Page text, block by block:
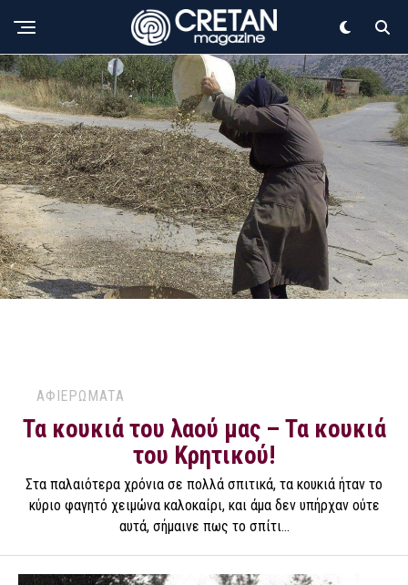
ΑΦΙΕΡΩΜΑΤΑ
Τα κουκιά του λαού μας – Τα κουκιά
του Κρητικού!
Στα παλαιότερα χρόνια σε πολλά σπιτικά, τα κουκιά ήταν το
κύριο φαγητό χειμώνα καλοκαίρι, και άμα δεν υπήρχαν ούτε
αυτά, σήμαινε πως το σπίτι...